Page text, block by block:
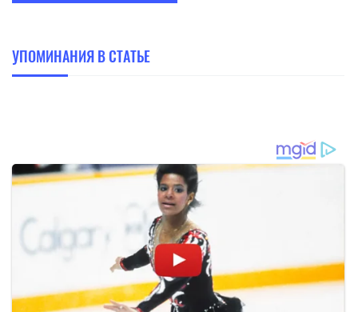
УПОМИНАНИЯ В СТАТЬЕ